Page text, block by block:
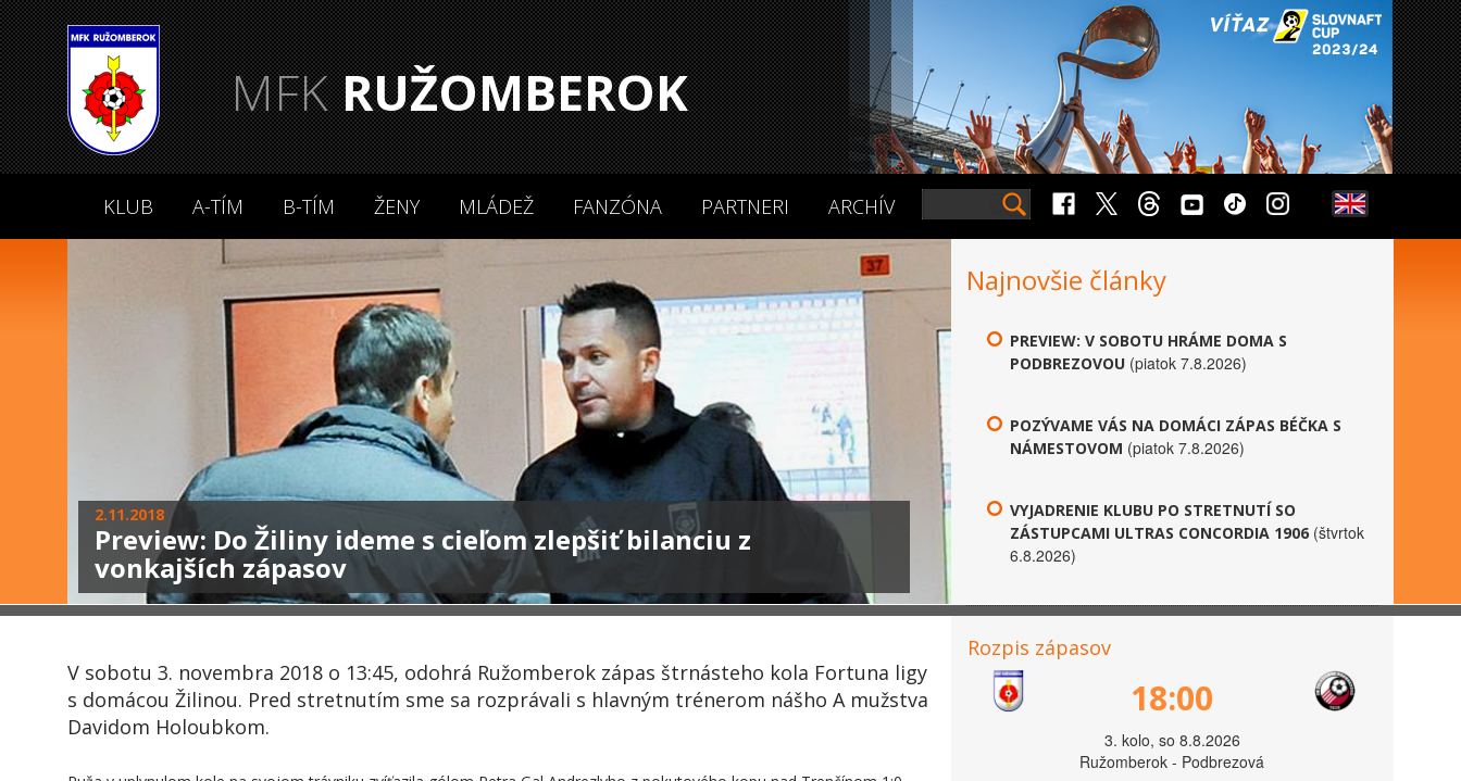
MFKRUŽOMBEROK
KLUB A-TÍM B-TÍM ŽENY MLÁDEŽ FANZÓNA PARTNERI ARCHÍV
2.11.2018
Preview: Do Žiliny ideme s cieľom zlepšiť bilanciu z
vonkajších zápasov
Najnovšie články
PREVIEW: V SOBOTU HRÁME DOMA S
PODBREZOVOU (piatok 7.8.2026)
POZÝVAME VÁS NA DOMÁCI ZÁPAS BÉČKA S
NÁMESTOVOM (piatok 7.8.2026)
VYJADRENIE KLUBU PO STRETNUTÍ SO
ZÁSTUPCAMI ULTRAS CONCORDIA 1906 (štvrtok
6.8.2026)
V sobotu 3. novembra 2018 o 13:45, odohrá Ružomberok zápas štrnásteho kola Fortuna ligy
s domácou Žilinou. Pred stretnutím sme sa rozprávali s hlavným trénerom nášho A mužstva
Davidom Holoubkom.
Rozpis zápasov
18:00
3. kolo, so 8.8.2026
Ružomberok - Podbrezová